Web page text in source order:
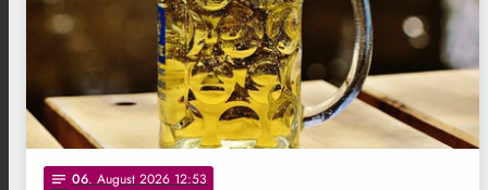
notes 06. August 2026 12:53